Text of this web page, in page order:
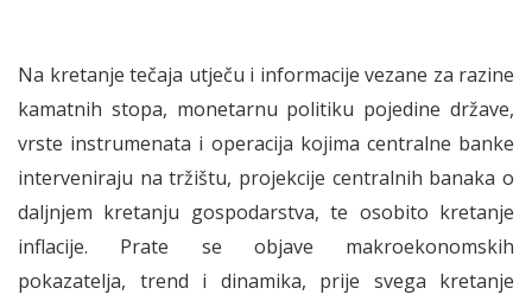
Na kretanje tečaja utječu i informacije vezane za razine
kamatnih stopa, monetarnu politiku pojedine države,
vrste instrumenata i operacija kojima centralne banke
interveniraju na tržištu, projekcije centralnih banaka o
daljnjem kretanju gospodarstva, te osobito kretanje
inflacije. Prate se objave makroekonomskih
pokazatelja, trend i dinamika, prije svega kretanje